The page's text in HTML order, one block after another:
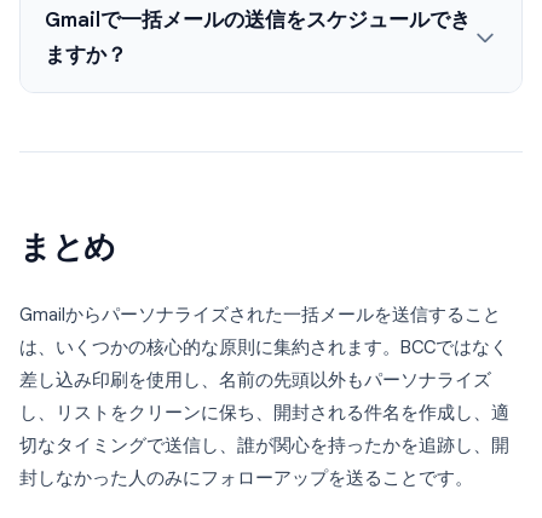
Gmailで一括メールの送信をスケジュールでき
ますか？
まとめ
Gmailからパーソナライズされた一括メールを送信すること
は、いくつかの核心的な原則に集約されます。BCCではなく
差し込み印刷を使用し、名前の先頭以外もパーソナライズ
し、リストをクリーンに保ち、開封される件名を作成し、適
切なタイミングで送信し、誰が関心を持ったかを追跡し、開
封しなかった人のみにフォローアップを送ることです。